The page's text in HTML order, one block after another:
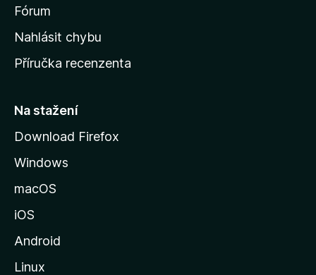
s
k
u
t
á
n
M
o
Fórum
Nahlásit chybu
Příručka recenzenta
Na stažení
Download Firefox
Windows
macOS
iOS
Android
Linux